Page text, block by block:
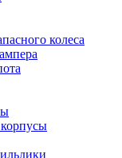
колеса